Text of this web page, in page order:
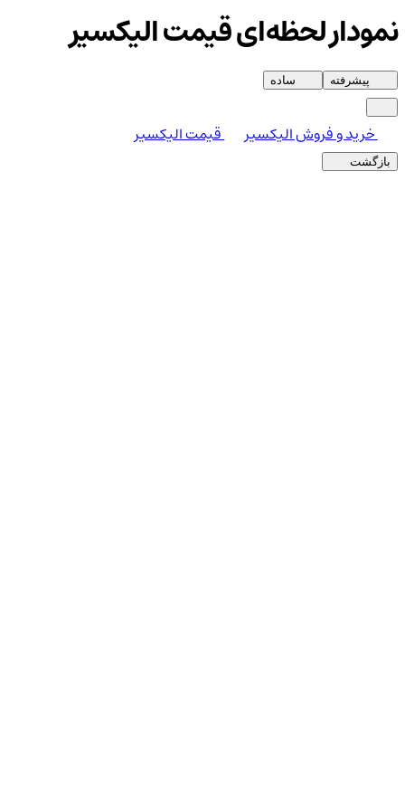
نمودار لحظه‌ای قیمت الیكسير
پیشرفته ساده
خرید و فروش الیكسير قیمت الیكسير
بازگشت